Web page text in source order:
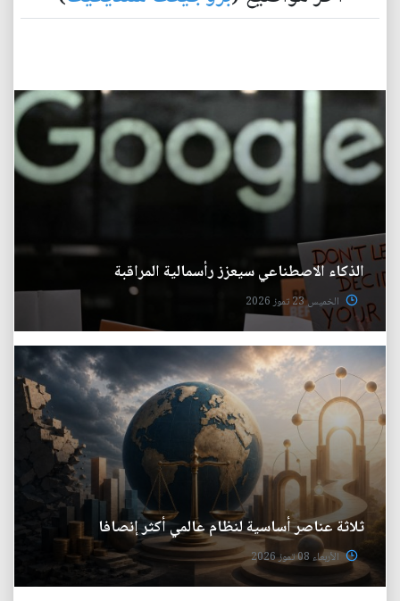
الذكاء الاصطناعي سيعزز رأسمالية المراقبة
الخميس 23 تموز 2026
ثلاثة عناصر أساسية لنظام عالمي أكثر إنصافا
الأربعاء 08 تموز 2026